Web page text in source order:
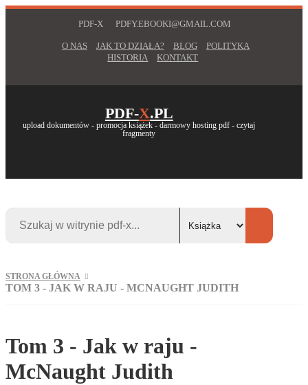
PDF-X PDFY.EBOOKI@GMAIL.COM
O NAS JAK TO DZIAŁA? BLOG
POLITYKA
HISTORIA
KONTAKT
PDF-X.PL
upload dokumentów - promocja książek - darmowy hosting pdf - czytaj
fragmenty
STRONA GŁÓWNA
TOM 3 - JAK W RAJU - MCNAUGHT JUDITH
Tom 3 - Jak w raju -
McNaught Judith